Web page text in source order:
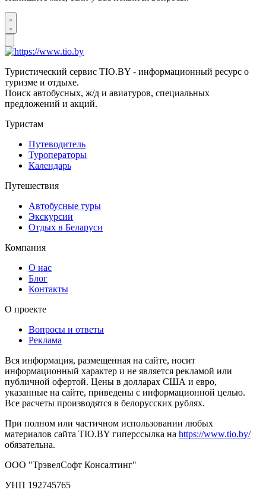
Туристический сервис TIO.BY - информационный ресурс о
туризме и отдыхе.
Поиск автобусных, ж/д и авиатуров, специальных
предложений и акций.
Туристам
Путеводитель
Туроператоры
Календарь
Путешествия
Автобусные туры
Экскурсии
Отдых в Беларуси
Компания
О нас
Блог
Контакты
О проекте
Вопросы и ответы
Реклама
Вся информация, размещенная на сайте, носит
информационный характер и не является рекламой или
публичной офертой. Цены в долларах США и евро,
указанные на сайте, приведены с информационной целью.
Все расчеты производятся в белорусских рублях.
При полном или частичном использовании любых
материалов сайта TIO.BY гиперссылка на https://www.tio.by/
обязательна.
ООО "ТрэвелСофт Консалтинг"
УНП 192745765